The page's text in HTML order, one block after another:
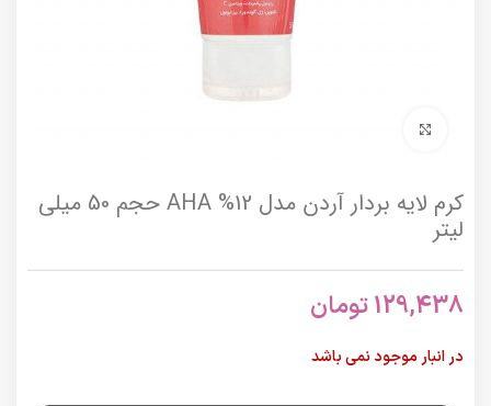
کرم لایه بردار آردن مدل AHA %12 حجم 50 میلی
لیتر
129,438تومان
در انبار موجود نمی باشد